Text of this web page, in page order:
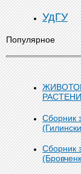
УдГУ
Популярное
Сборник
Сборник